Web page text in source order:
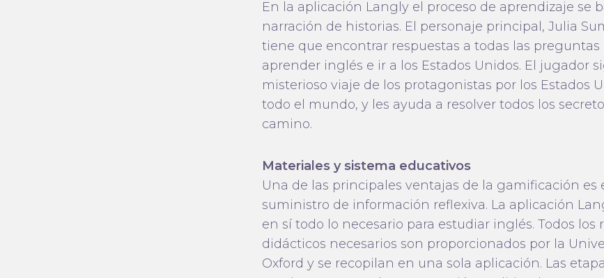
En la aplicación Langly el proceso de aprendizaje se
narración de historias. El personaje principal, Julia
tiene que encontrar respuestas a todas las preguntas
aprender inglés e ir a los Estados Unidos. El jugador
misterioso viaje de los protagonistas por los Estados
todo el mundo, y les ayuda a resolver todos los
camino.
Materiales y sistema educativos
Una de las principales ventajas de la gamificación es
suministro de información reflexiva. La aplicación
en sí todo lo necesario para estudiar inglés. Todos los
didácticos necesarios son proporcionados por la
Oxford y se recopilan en una sola aplicación. Las